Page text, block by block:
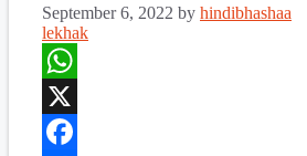
September 6, 2022 by hindibhashaa
lekhak
WhatsApp
X